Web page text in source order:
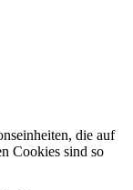
die auf
Cookies sind so